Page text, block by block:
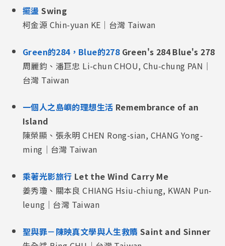
擺盪 Swing
柯金源 Chin-yuan KE｜台灣 Taiwan
Green的284，Blue的278Green's 284 Blue's 278
周麗鈞、潘巨忠 Li-chun CHOU, Chu-chung PAN｜
台灣 Taiwan
一個人之島嶼的理想生活 Remembrance of an
Island
陳榮顯、張永明 CHEN Rong-sian, CHANG Yong-
ming｜台灣 Taiwan
乘著光影旅行 Let the Wind Carry Me
姜秀瓊、關本良 CHIANG Hsiu-chiung, KWAN Pun-
leung｜台灣 Taiwan
聖與罪－陳映真文學與人生救贖 Saint and Sinner